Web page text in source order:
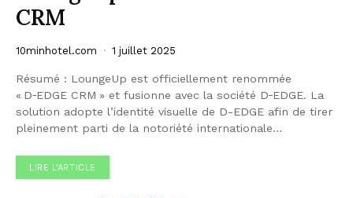
CRM
10minhotel.com 1 juillet 2025
‍Résumé : LoungeUp est officiellement renommée
« D‑EDGE CRM » et fusionne avec la société D‑EDGE. La
solution adopte l’identité visuelle de D-EDGE afin de tirer
pleinement parti de la notoriété internationale…
LIRE L'ARTICLE